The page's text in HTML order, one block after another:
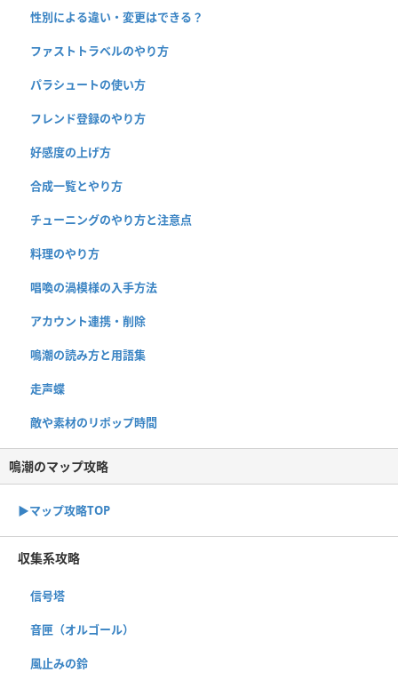
性別による違い・変更はできる？
ファストトラベルのやり方
パラシュートの使い方
フレンド登録のやり方
好感度の上げ方
合成一覧とやり方
チューニングのやり方と注意点
料理のやり方
唱喚の渦模様の入手方法
アカウント連携・削除
鳴潮の読み方と用語集
走声蝶
敵や素材のリポップ時間
鳴潮のマップ攻略
▶︎マップ攻略TOP
収集系攻略
信号塔
音匣（オルゴール）
風止みの鈴